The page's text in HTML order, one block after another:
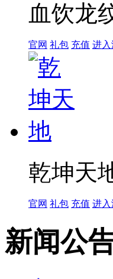
血饮龙
官网 礼包 充值 进
乾坤天
官网 礼包 充值 进
新闻公